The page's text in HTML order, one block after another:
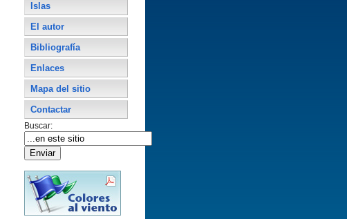
Islas
El autor
Bibliografí­a
Enlaces
Mapa del sitio
Contactar
Buscar: